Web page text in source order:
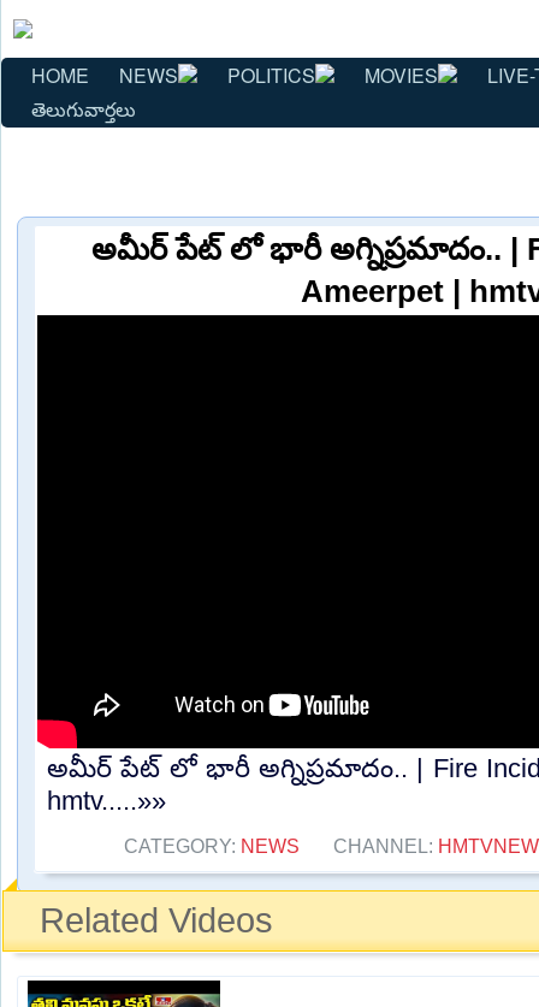
HOME NEWS POLITICS MOVIES
తెలుగువార్తలు
అమీర్ పేట్ లో భారీ అగ్నిప్రమాదం.. |
Ameerpet |
అమీర్ పేట్ లో భారీ అగ్నిప్రమాదం.. | Fire
hmtv.....»»
CATEGORY: NEWS CHANNEL:
Related Videos